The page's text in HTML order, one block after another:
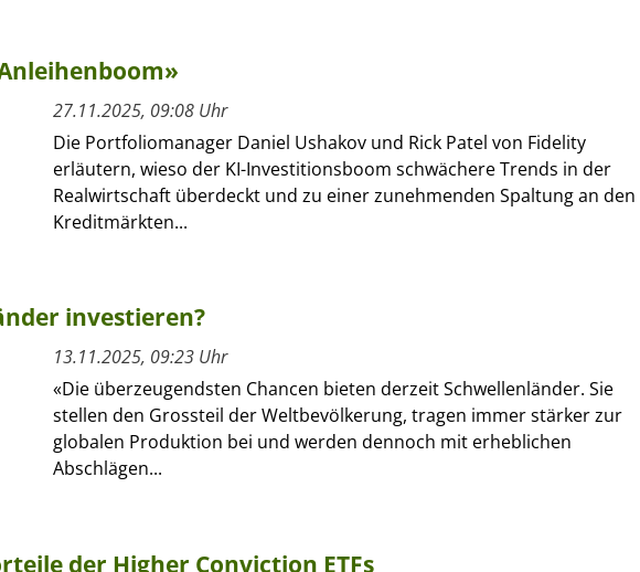
27.11.2025, 09:08 Uhr
Die Portfoliomanager Daniel Ushakov und Rick Patel von Fidelity
erläutern, wieso der KI-Investitionsboom schwächere Trends in der
Realwirtschaft überdeckt und zu einer zunehmenden Spaltung an den
Kreditmärkten...
investieren?
13.11.2025, 09:23 Uhr
«Die überzeugendsten Chancen bieten derzeit Schwellenländer. Sie
stellen den Grossteil der Weltbevölkerung, tragen immer stärker zur
globalen Produktion bei und werden dennoch mit erheblichen
Abschlägen...
der Higher Conviction ETFs